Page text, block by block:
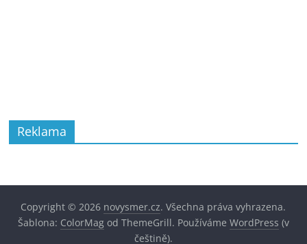
Reklama
Copyright © 2026 novysmer.cz. Všechna práva vyhrazena.
Šablona: ColorMagod ThemeGrill. Používáme WordPress (v
češtině).